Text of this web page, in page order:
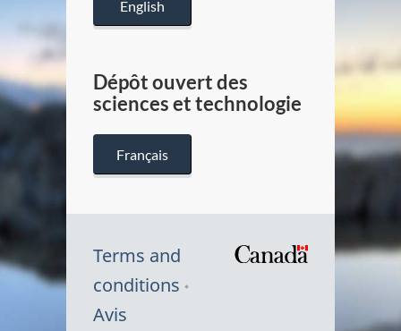
English
Dépôt ouvert des
sciences et technologie
Français
Terms and
conditions
Avis